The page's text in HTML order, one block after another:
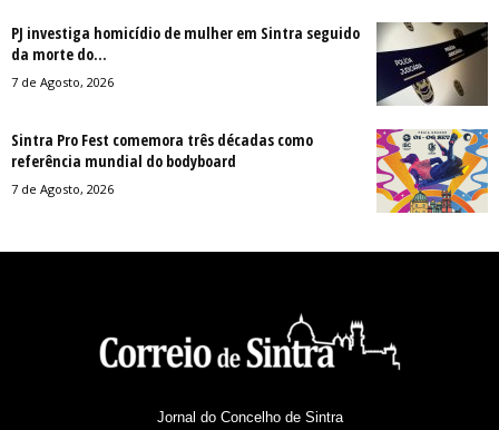
PJ investiga homicídio de mulher em Sintra seguido
da morte do...
7 de Agosto, 2026
Sintra Pro Fest comemora três décadas como
referência mundial do bodyboard
7 de Agosto, 2026
Jornal do Concelho de Sintra